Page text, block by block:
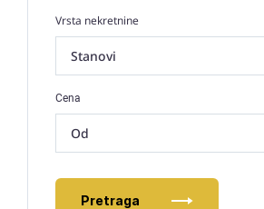
Vrsta nekretnine
Cena
Pretraga